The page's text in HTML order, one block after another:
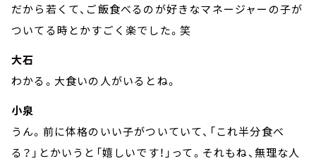
だから若くて、ご飯食べるのが好きなマネージャーの子が
ついてる時とかすごく楽でした。笑
大石
わかる。大食いの人がいるとね。
小泉
うん。前に体格のいい子がついていて、「これ半分食べ
る？」とかいうと「嬉しいです！」って。それもね、無理な人